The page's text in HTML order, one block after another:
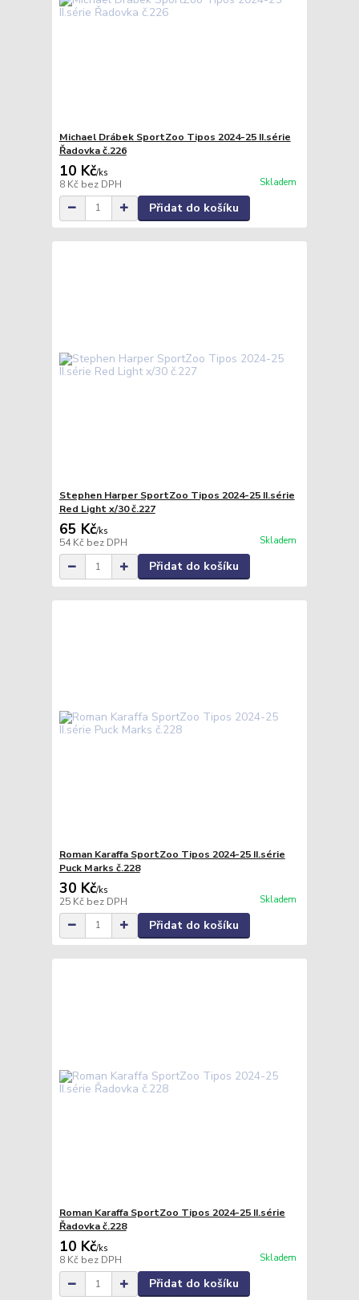
Michael Drábek SportZoo Tipos 2024-25 II.série
Řadovka č.226
10 Kč/ks
8 Kč bez DPH Skladem
Přidat do košíku
Stephen Harper SportZoo Tipos 2024-25 II.série
Red Light x/30 č.227
65 Kč/ks
54 Kč bez DPH Skladem
Přidat do košíku
Roman Karaffa SportZoo Tipos 2024-25 II.série
Puck Marks č.228
30 Kč/ks
25 Kč bez DPH Skladem
Přidat do košíku
Roman Karaffa SportZoo Tipos 2024-25 II.série
Řadovka č.228
10 Kč/ks
8 Kč bez DPH Skladem
Přidat do košíku